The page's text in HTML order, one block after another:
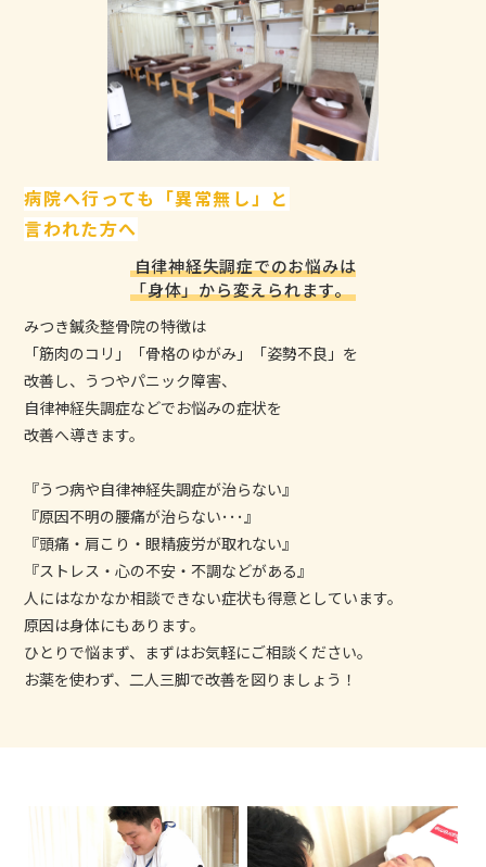
病院へ行っても「異常無し」と
言われた方へ
自律神経失調症でのお悩みは
「身体」から変えられます。
みつき鍼灸整骨院の特徴は
「筋肉のコリ」「骨格のゆがみ」「姿勢不良」を
改善し、うつやパニック障害、
自律神経失調症などでお悩みの症状を
改善へ導きます。
『うつ病や自律神経失調症が治らない』
『原因不明の腰痛が治らない･･･』
『頭痛・肩こり・眼精疲労が取れない』
『ストレス・心の不安・不調などがある』
人にはなかなか相談できない症状も得意としています。
原因は身体にもあります。
ひとりで悩まず、まずはお気軽にご相談ください。
お薬を使わず、二人三脚で改善を図りましょう！